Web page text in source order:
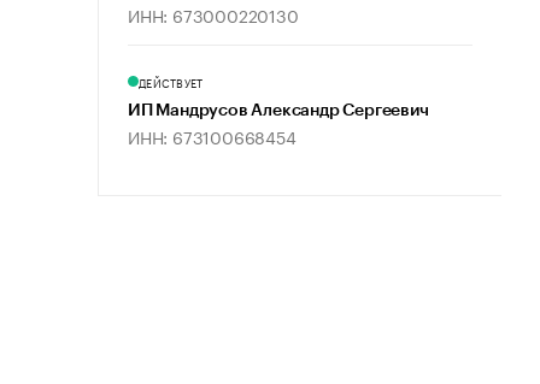
ИНН: 673000220130
ДЕЙСТВУЕТ
ИП Мандрусов Александр Сергеевич
ИНН: 673100668454